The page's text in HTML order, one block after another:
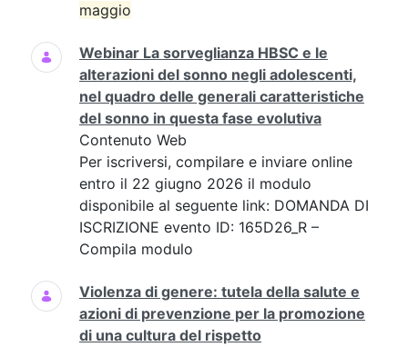
maggio
Webinar La sorveglianza HBSC e le
alterazioni del sonno negli adolescenti,
nel quadro delle generali caratteristiche
del sonno in questa fase evolutiva
Contenuto Web
Per iscriversi, compilare e inviare online
entro il 22 giugno 2026 il modulo
disponibile al seguente link: DOMANDA DI
ISCRIZIONE evento ID: 165D26_R –
Compila modulo
Violenza di genere: tutela della salute e
azioni di prevenzione per la promozione
di una cultura del rispetto